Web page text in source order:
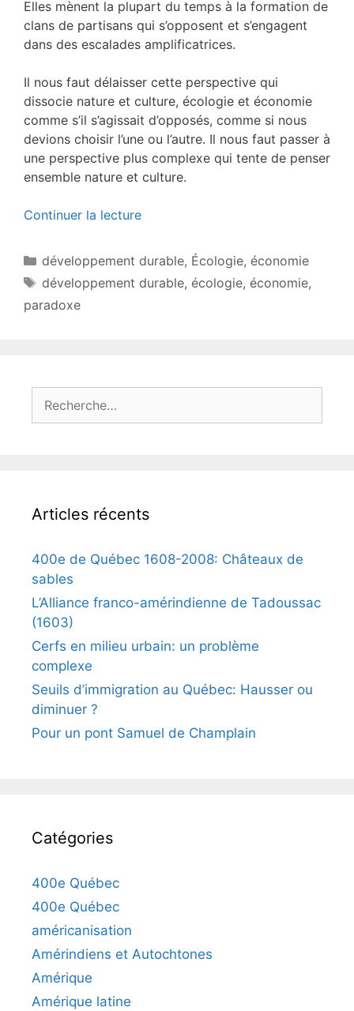
Elles mènent la plupart du temps à la formation de
clans de partisans qui s’opposent et s’engagent
dans des escalades amplificatrices.
Il nous faut délaisser cette perspective qui
dissocie nature et culture, écologie et économie
comme s’il s’agissait d’opposés, comme si nous
devions choisir l’une ou l’autre. Il nous faut passer à
une perspective plus complexe qui tente de penser
ensemble nature et culture.
Continuer la lecture
Catégories
développement durable, Écologie, économie
Étiquettes
développement durable, écologie, économie,
paradoxe
Articles récents
400e de Québec 1608-2008: Châteaux de
sables
L’Alliance franco-amérindienne de Tadoussac
(1603)
Cerfs en milieu urbain: un problème
complexe
Seuils d’immigration au Québec: Hausser ou
diminuer ?
Pour un pont Samuel de Champlain
Catégories
400e Québec
400e Québec
américanisation
Amérindiens et Autochtones
Amérique
Amérique latine